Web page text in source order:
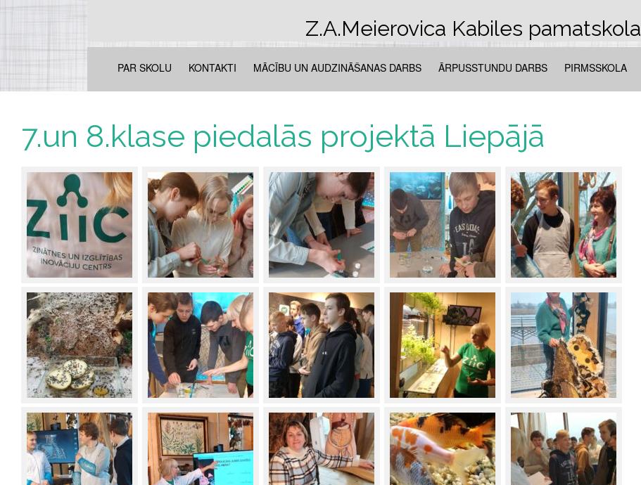
Z.A.Meierovica Kabiles pamatskola
PAR SKOLU KONTAKTI MĀCĪBU UN AUDZINĀŠANAS DARBS ĀRPUSSTUNDU DARBS PIRMSSKOLA
7.un 8.klase piedalās projektā Liepājā